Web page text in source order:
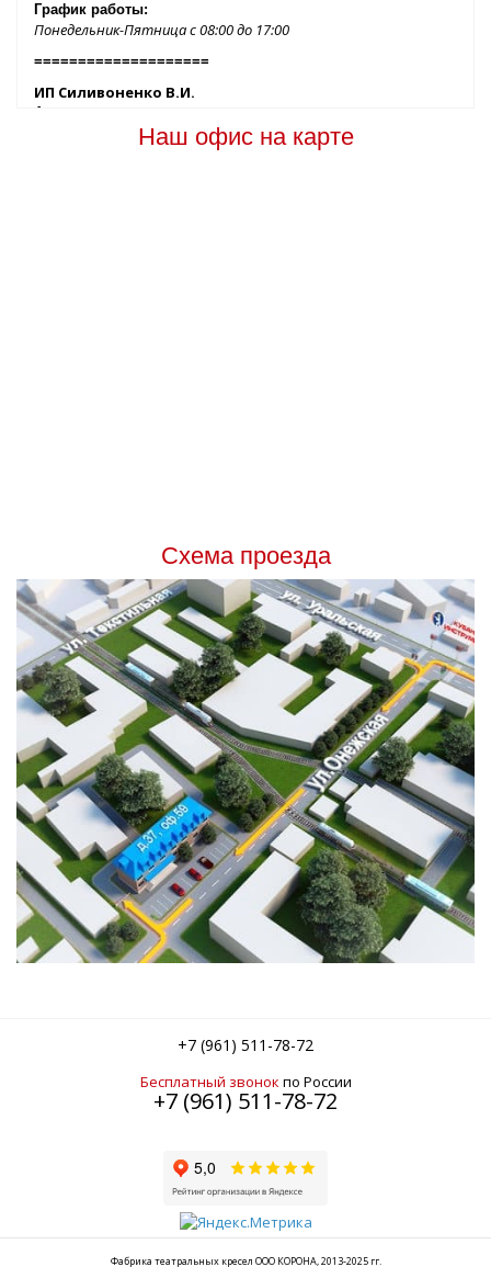
График работы:
Понедельник-Пятница с 08:00 до 17:00
====================
ИП Силивоненко В.И.
Адрес:
корпус Б, офис 219Наш офис на карте
Схема проезда
+7 (961) 511-78-72
Бесплатный звонок по России
+7 (961) 511-78-72
Фабрика театральных кресел ООО КОРОНА, 2013-2025 гг.